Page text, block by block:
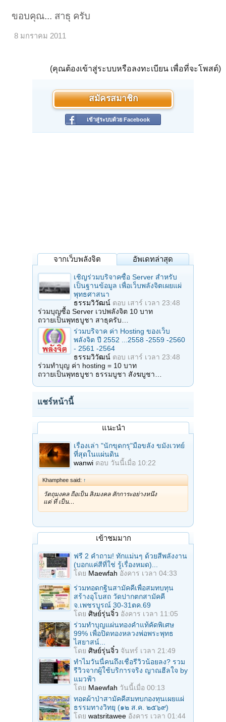
ขอบคุณ... สาธุ ครับ
8 มกราคม 2011
(คุณต้องเข้าสู่ระบบหรือลงทะเบียน เพื่อที่จะโพสต์)
สมัครสมาชิก
เข้าสู่ระบบด้วย Facebook
จากเว็บพลังจิต อัพเดทล่าสุด
เชิญร่วมบริจาคซื้อ Server สำหรับ
เป็นฐานข้อมูล เพื่อเว็บพลังจิตเผยแผ่
พุทธศาสนา
ธรรมวิวัฒน์ ตอบ เสาร์ เวลา 23:48
ร่วมบุญซื้อ Server เวปพลังจิต 10 บาท
ถวายเป็นพุทธบูชา สาธุครับ…
ร่วมบริจาค ค่า Hosting ของเว็บ
พลังจิต ปี 2552 ...2558 -2559 -2560
- 2561 -2564
ธรรมวิวัฒน์ ตอบ เสาร์ เวลา 23:48
ร่วมทำบุญ ค่า hosting = 10 บาท
ถวายเป็นพุทธบูชา ธรรมบูชา สังฆบูชา…
แชร์หน้านี้
แนะนำ
เรื่องเล่า "นักขุดกรุ"มือขลัง ขมังเวทย์
ที่สุดในแผ่นดิน
wanwi ตอบ วันนี้เมื่อ 10:22
Khamphee said: ↑
วัตถุมงคล ถือเป็น สิ่งมงคล สักการะอย่างหนึ่ง
แต่ ที่ เป็น…
เข้าชมมาก
ฟรี 2 คำถาม! ทักแม่นๆ ด้วยสีพลังงาน
(บอกแค่สีที่ใช่ รู้เรื่องหมด)...
โดย Maewfah อังคาร เวลา 04:33
ร่วมทอดกฐินสามัคคีเพื่อสมทบทุน
สร้างอุโบสถ วัดปากตกสามัคคี
จ.เพชรบูรณ์ 30-31ตค.69
โดย ศิษย์รุ่นจิ๋ว อังคาร เวลา 11:05
ร่วมทําบุญแผ่นทองคำแท้คัดพิเศษ
99% เพื่อปิดทองหลวงพ่อพระพุทธ
ไสยาสน์...
โดย ศิษย์รุ่นจิ๋ว จันทร์ เวลา 21:49
ทำไมวันนี้คนถึงเชื่อรีวิวน้อยลง? รวม
รีวิวจากผู้ใช้บริการจริง ญาณฮีลใจ by
แมวฟ้า
โดย Maewfah วันนี้เมื่อ 00:13
ทอดผ้าป่าสามัคคีสมทบกองทุนเผยแผ่
ธรรมทางวิทยุ (๑๒ ส.ค. ๒๕๖๙)
โดย watsritawee อังคาร เวลา 01:44